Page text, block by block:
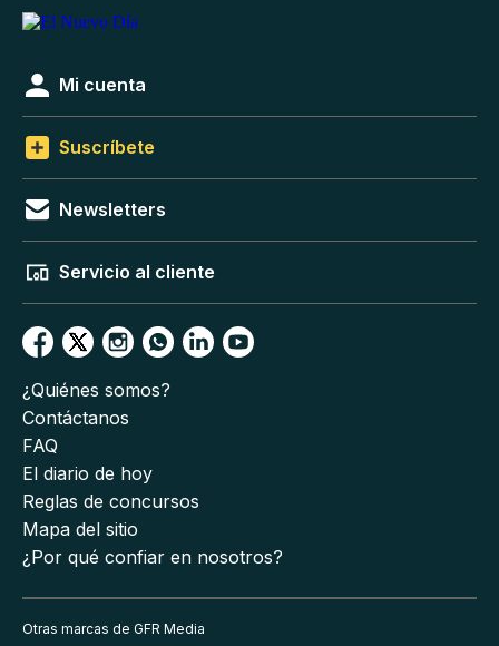
Mi cuenta
Suscríbete
Newsletters
Servicio al cliente
¿Quiénes somos?
Contáctanos
FAQ
El diario de hoy
Reglas de concursos
Mapa del sitio
¿Por qué confiar en nosotros?
Otras marcas de GFR Media